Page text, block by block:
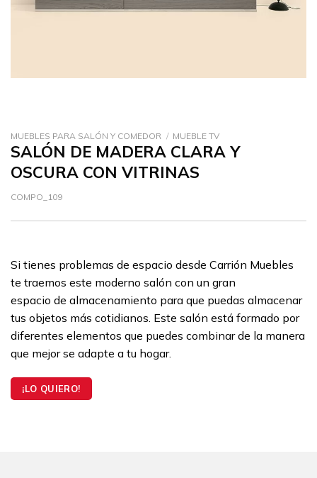
MUEBLES PARA SALÓN Y COMEDOR / MUEBLE TV
SALÓN DE MADERA CLARA Y
OSCURA CON VITRINAS
COMPO_109
Si tienes problemas de espacio desde Carrión Muebles
te traemos este moderno salón con un gran
espacio de almacenamiento para que puedas almacenar
tus objetos más cotidianos. Este salón está formado por
diferentes elementos que puedes combinar de la manera
que mejor se adapte a tu hogar.
¡LO QUIERO!